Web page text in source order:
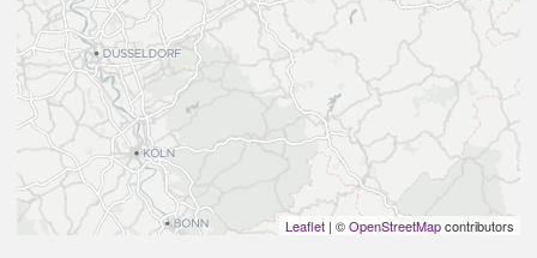
Leaflet | ©OpenStreetMapcontributors